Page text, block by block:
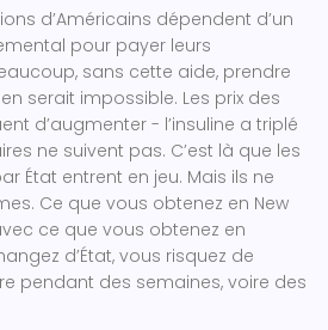
d’Américains dépendent d’un
pour payer leurs
sans cette aide, prendre
serait impossible. Les prix des
d’augmenter - l’insuline a triplé
ne suivent pas. C’est là que les
État entrent en jeu. Mais ils ne
Ce que vous obtenez en New
ce que vous obtenez en
d’État, vous risquez de
pendant des semaines, voire des